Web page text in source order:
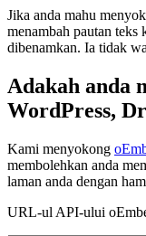
Jika anda mahu
menambah pautan teks
dibenamkan. Ia tidak
Adakah anda
WordPress,
Kami menyokong
membolehkan anda
laman anda dengan
URL-ul API-ului